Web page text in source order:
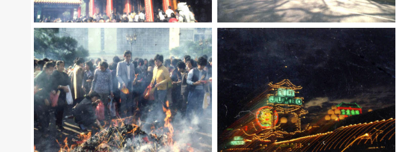
A10206A
香港 / HongKong
1 Comment
A10202A
香港 / HongKong
2 Comments